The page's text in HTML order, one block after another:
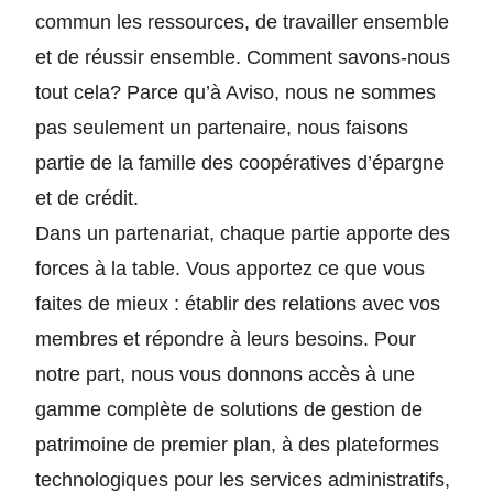
commun les ressources, de travailler ensemble
et de réussir ensemble. Comment savons-nous
tout cela? Parce qu’à Aviso, nous ne sommes
pas seulement un partenaire, nous faisons
partie de la famille des coopératives d’épargne
et de crédit.
Dans un partenariat, chaque partie apporte des
forces à la table. Vous apportez ce que vous
faites de mieux : établir des relations avec vos
membres et répondre à leurs besoins. Pour
notre part, nous vous donnons accès à une
gamme complète de solutions de gestion de
patrimoine de premier plan, à des plateformes
technologiques pour les services administratifs,